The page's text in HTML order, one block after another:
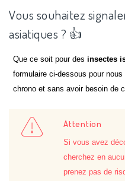
Vous souhaitez
asiatiques ? 👍
Que ce soit pour desinsectes
formulaire ci-dessous pour
chrono et sans avoir besoin de
Attention
Si vous avez
cherchez en
prenez pas de